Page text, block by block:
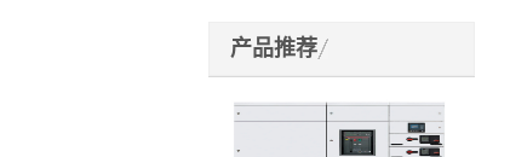
产品推荐